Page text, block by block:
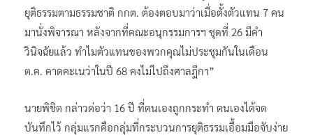
ยุติธรรมตามธรรมชาติ กกต. ต้องตอบมาว่าเมื่อตั้งตัวแทน 7 คน
มานั่งพิจารณา หลังจากที่คณะอนุกรรมการฯ ชุดที่ 26 มีคำ
วินิจฉัยแล้ว ทำไมตัวแทนของพวกคุณไม่ประชุมกันในเดือน
ต.ค. คาดคะเนว่าในปี 68 คงไม่ไปถึงศาลฎีกา”
นายพิชิต กล่าวต่อว่า 16 ปี ที่ตนเองถูกกระทำ ตนเองได้จด
บันทึกไว้ กลุ่มแรกคือกลุ่มที่กระบวนการยุติธรรมเอื้อมมือจับง่าย